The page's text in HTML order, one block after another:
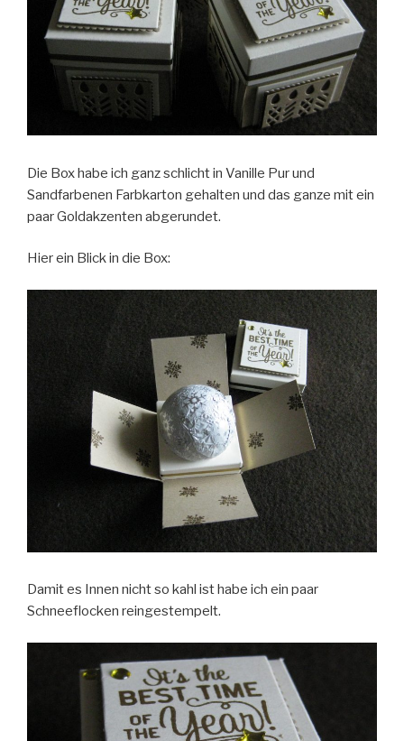
Die Box habe ich ganz schlicht in Vanille Pur und
Sandfarbenen Farbkarton gehalten und das ganze mit ein
paar Goldakzenten abgerundet.
Hier ein Blick in die Box:
Damit es Innen nicht so kahl ist habe ich ein paar
Schneeflocken reingestempelt.